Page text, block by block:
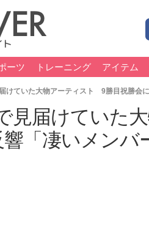
ーツ トレーニング アイテム
けていた大物アーティスト 9勝目祝勝会に
見届けていた
「凄いメンバ